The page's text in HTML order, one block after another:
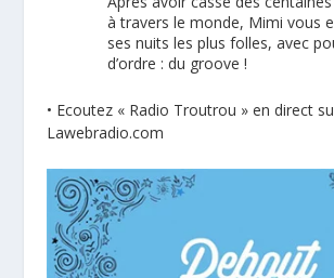
à travers le monde, Mimi vous
ses nuits les plus folles, avec
d’ordre : du groove !
• Ecoutez « Radio Troutrou » en direct
Lawebradio.com